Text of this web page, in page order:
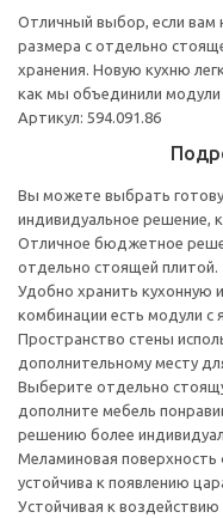
Отличный выбор, если вам
размера с отдельно
хранения. Новую кухню
как мы объединили
Артикул: 594.091.86
Вы можете выбрать
индивидуальное решение,
Отличное бюджетное
отдельно стоящей плитой.
Удобно хранить кухонную
комбинации есть модули с
Пространство стены
дополнительному месту
Выберите отдельно
дополните мебель
решению более
Меламиновая поверхность
устойчива к появлению
Устойчивая к воздействию